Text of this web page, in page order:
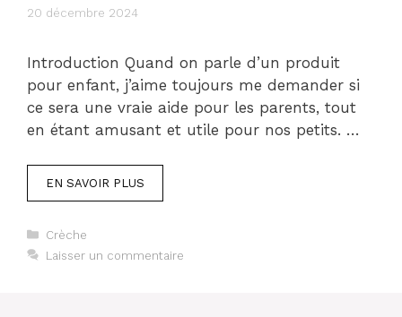
20 décembre 2024
Introduction Quand on parle d’un produit
pour enfant, j’aime toujours me demander si
ce sera une vraie aide pour les parents, tout
en étant amusant et utile pour nos petits. …
EN SAVOIR PLUS
Catégories
Crèche
Laisser un commentaire